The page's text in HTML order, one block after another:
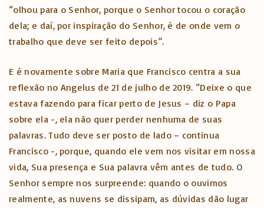
“olhou para o Senhor, porque o Senhor tocou o coração
dela; e daí, por inspiração do Senhor, é de onde vem o
trabalho que deve ser feito depois”.
E é novamente sobre Maria que Francisco centra a sua
reflexão no Angelus de 21 de julho de 2019. “Deixe o que
estava fazendo para ficar perto de Jesus – diz o Papa
sobre ela -, ela não quer perder nenhuma de suas
palavras. Tudo deve ser posto de lado – continua
Francisco -, porque, quando ele vem nos visitar em nossa
vida, Sua presença e Sua palavra vêm antes de tudo. O
Senhor sempre nos surpreende: quando o ouvimos
realmente, as nuvens se dissipam, as dúvidas dão lugar